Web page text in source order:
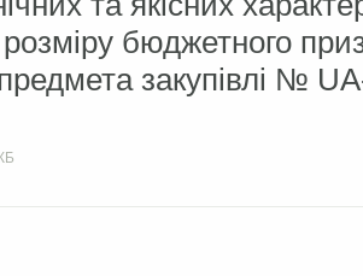
розміру бюджетного
предмета закупівлі №